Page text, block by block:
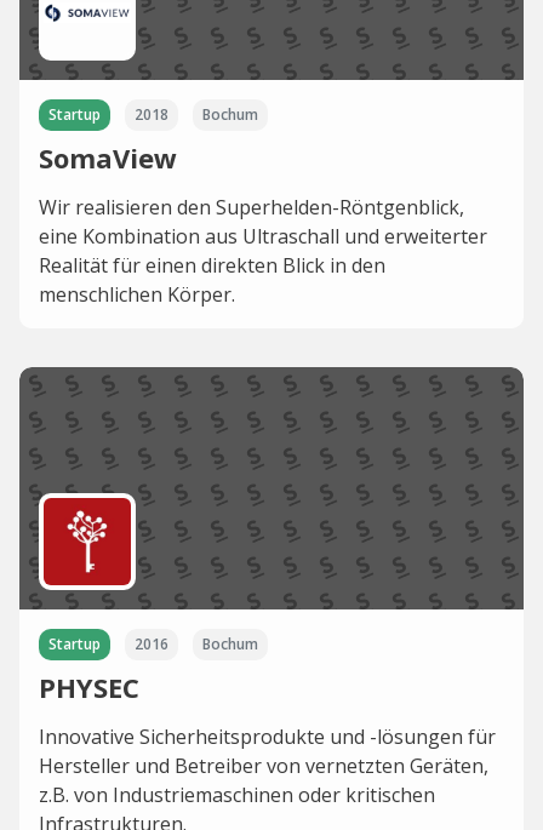
Startup 2018 Bochum
SomaView
Wir realisieren den Superhelden-Röntgenblick,
eine Kombination aus Ultraschall und erweiterter
Realität für einen direkten Blick in den
menschlichen Körper.
Startup 2016 Bochum
PHYSEC
Innovative Sicherheitsprodukte und -lösungen für
Hersteller und Betreiber von vernetzten Geräten,
z.B. von Industriemaschinen oder kritischen
Infrastrukturen.